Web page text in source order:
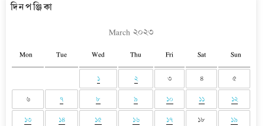
দিনপঞ্জিকা
March ২০২৩
Mon Tue Wed Thu Fri Sat Sun
১ ২ ৩ ৪ ৫
৬ ৭ ৮ ৯ ১০ ১১ ১২
১৩ ১৪ ১৫ ১৬ ১৭ ১৮ ১৯